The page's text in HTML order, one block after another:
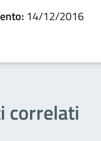
14/12/2016
correlati